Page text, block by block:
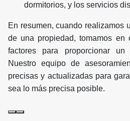
dormitorios, y los servicios
En resumen, cuando realizamos
de una propiedad, tomamos en
factores para proporcionar
Nuestro equipo de
precisas y actualizadas para
sea lo más precisa posible.